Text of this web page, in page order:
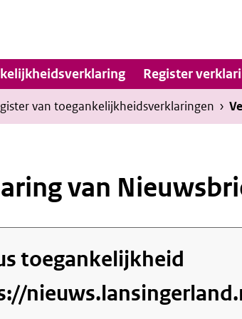
Register
van toegankelijkheids­verklaringen ›
van
toegankelijkheid